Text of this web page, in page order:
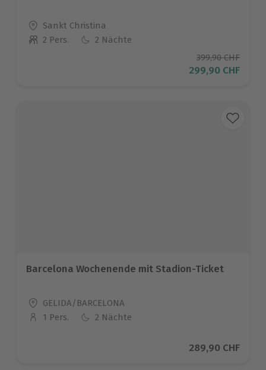
Standort
Sankt Christina
Anzahl der Teilnehmer
2 Pers.
2 Nächte
Ursprünglicher
399,90 CHF
Aktueller Preis
299,90 CHF
Barcelona Wochenende mit Stadion-Ticket
Standort
GELIDA/BARCELONA
Anzahl der Teilnehmer
1 Pers. 2 Nächte
Aktueller Preis
289,90 CHF